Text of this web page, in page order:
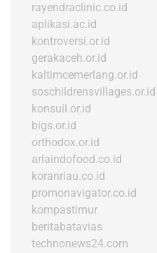
rayendraclinic.co.id
aplikasi.ac.id
kontroversi.or.id
gerakaceh.or.id
kaltimcemerlang.or.id
soschildrensvillages.or.id
konsuil.or.id
bigs.or.id
orthodox.or.id
arlaindofood.co.id
koranriau.co.id
promonavigator.co.id
kompastimur
beritabatavias
technonews24.com